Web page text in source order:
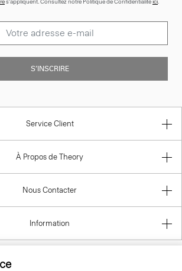
S’INSCRIRE
Service Client
À Propos de Theory
Nous Contacter
Information